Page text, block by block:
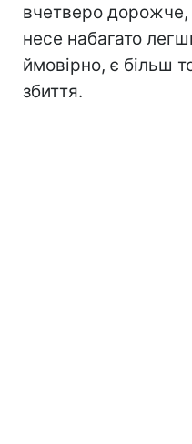
вчетверо дорожче,
несе набагато
ймовірно, є більш
збиття.